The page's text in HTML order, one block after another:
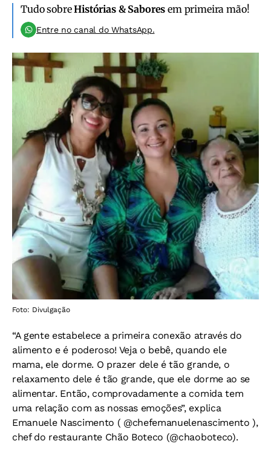
Tudo sobreHistórias & Sabores em primeira mão!
Entre no canal do WhatsApp.
Foto: Divulgação
“A gente estabelece a primeira conexão através do
alimento e é poderoso! Veja o bebê, quando ele
mama, ele dorme. O prazer dele é tão grande, o
relaxamento dele é tão grande, que ele dorme ao se
alimentar. Então, comprovadamente a comida tem
uma relação com as nossas emoções”, explica
Emanuele Nascimento ( @chefemanuelenascimento ),
chef do restaurante Chão Boteco (@chaoboteco).